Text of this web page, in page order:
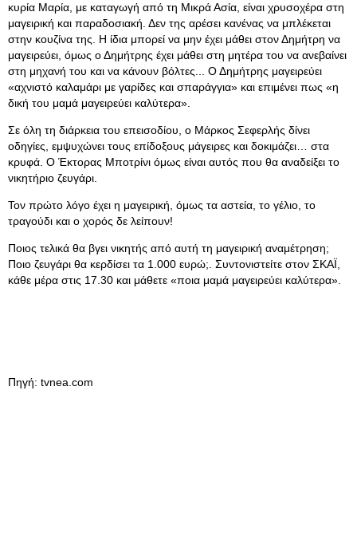
κυρία Μαρία, με καταγωγή από τη Μικρά Ασία, είναι χρυσοχέρα στη
μαγειρική και παραδοσιακή. Δεν της αρέσει κανένας να μπλέκεται
στην κουζίνα της. Η ίδια μπορεί να μην έχει μάθει στον Δημήτρη να
μαγειρεύει, όμως ο Δημήτρης έχει μάθει στη μητέρα του να ανεβαίνει
στη μηχανή του και να κάνουν βόλτες... Ο Δημήτρης μαγειρεύει
«αχνιστό καλαμάρι με γαρίδες και σπαράγγια» και επιμένει πως «η
δική του μαμά μαγειρεύει καλύτερα».
Σε όλη τη διάρκεια του επεισοδίου, ο Μάρκος Σεφερλής δίνει
οδηγίες, εμψυχώνει τους επίδοξους μάγειρες και δοκιμάζει… στα
κρυφά. Ο Έκτορας Μποτρίνι όμως είναι αυτός που θα αναδείξει το
νικητήριο ζευγάρι.
Τον πρώτο λόγο έχει η μαγειρική, όμως τα αστεία, το γέλιο, το
τραγούδι και ο χορός δε λείπουν!
Ποιος τελικά θα βγει νικητής από αυτή τη μαγειρική αναμέτρηση;
Ποιο ζευγάρι θα κερδίσει τα 1.000 ευρώ;. Συντονιστείτε στον ΣΚΑΪ,
κάθε μέρα στις 17.30 και μάθετε «ποια μαμά μαγειρεύει καλύτερα».
Πηγή: tvnea.com